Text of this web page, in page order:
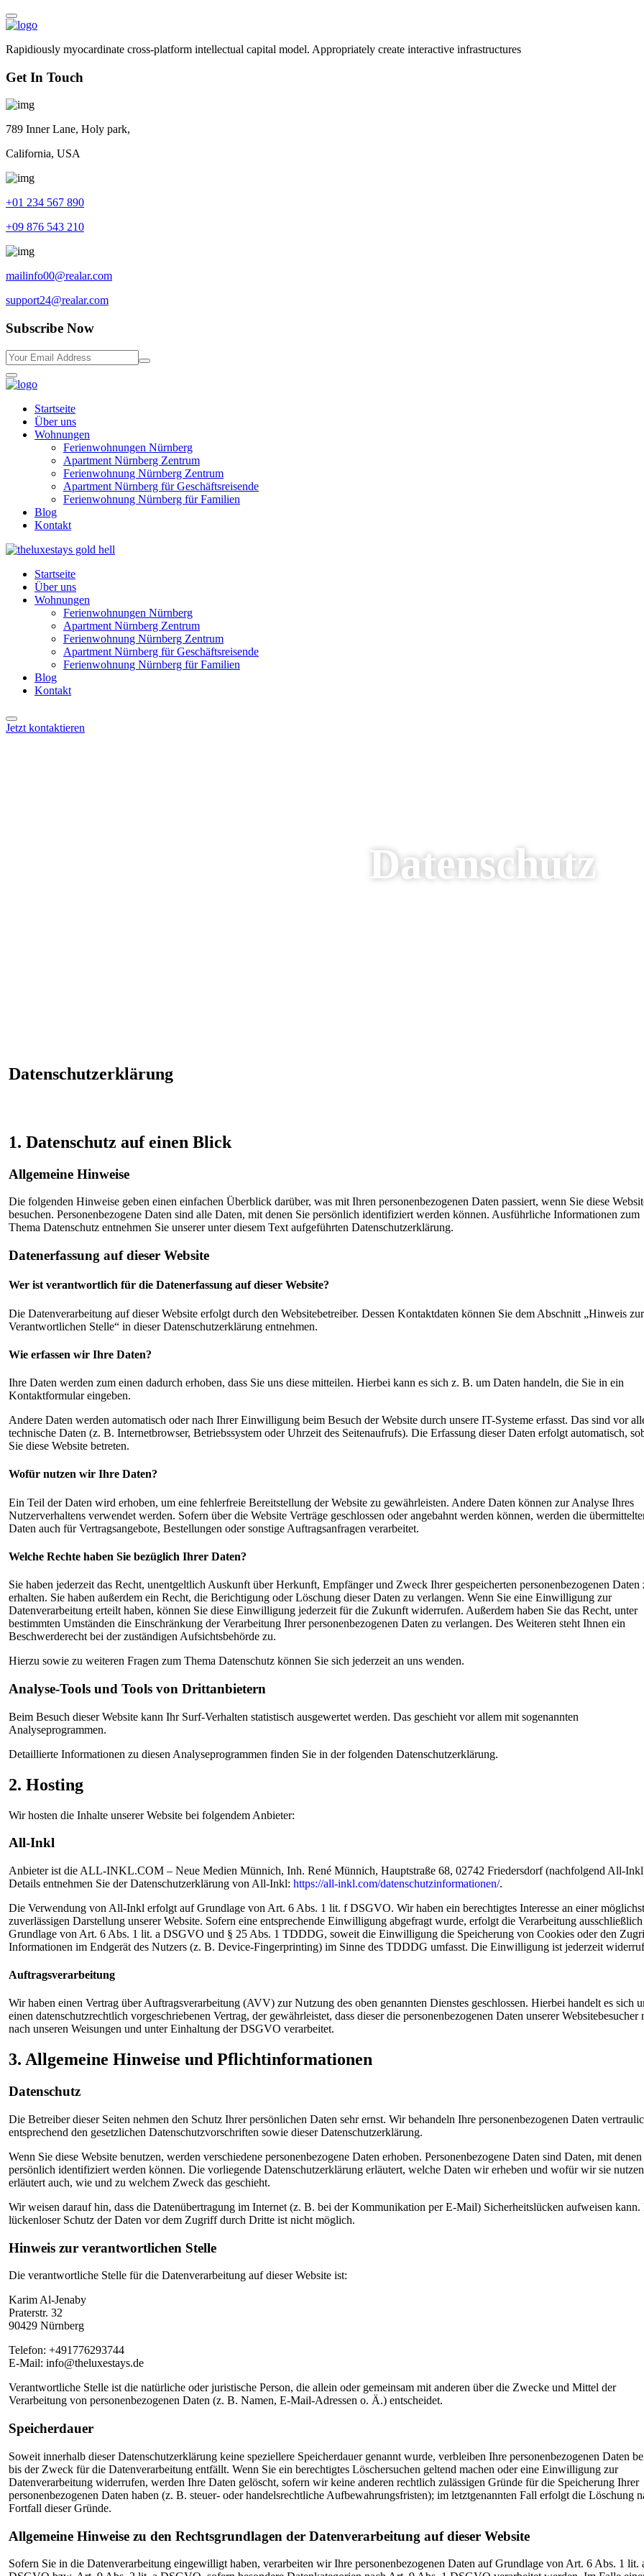
Rapidiously myocardinate cross-platform intellectual capital model. Appropriately create interactive infrastructures
Get In Touch
789 Inner Lane, Holy park,
California, USA
+01 234 567 890
+09 876 543 210
mailinfo00@realar.com
support24@realar.com
Subscribe Now
Startseite
Über uns
Wohnungen
Ferienwohnungen Nürnberg
Apartment Nürnberg Zentrum
Ferienwohnung Nürnberg Zentrum
Apartment Nürnberg für Geschäftsreisende
Ferienwohnung Nürnberg für Familien
Blog
Kontakt
Startseite
Über uns
Wohnungen
Ferienwohnungen Nürnberg
Apartment Nürnberg Zentrum
Ferienwohnung Nürnberg Zentrum
Apartment Nürnberg für Geschäftsreisende
Ferienwohnung Nürnberg für Familien
Blog
Kontakt
Jetzt kontaktieren
Datenschutz
Datenschutzerklärung
1. Datenschutz auf einen Blick
Allgemeine Hinweise
Die folgenden Hinweise geben einen einfachen Überblick darüber, was mit Ihren personenbezogenen Daten passiert, wenn Sie diese
besuchen. Personenbezogene Daten sind alle Daten, mit denen Sie persönlich identifiziert werden können. Ausführliche Informationen zum
Thema Datenschutz entnehmen Sie unserer unter diesem Text aufgeführten Datenschutzerklärung.
Datenerfassung auf dieser Website
Wer ist verantwortlich für die Datenerfassung auf dieser Website?
Die Datenverarbeitung auf dieser Website erfolgt durch den Websitebetreiber. Dessen Kontaktdaten können Sie dem Abschnitt „Hinweis zur
Verantwortlichen Stelle“ in dieser Datenschutzerklärung entnehmen.
Wie erfassen wir Ihre Daten?
Ihre Daten werden zum einen dadurch erhoben, dass Sie uns diese mitteilen. Hierbei kann es sich z. B. um Daten handeln, die Sie in ein
Kontaktformular eingeben.
Andere Daten werden automatisch oder nach Ihrer Einwilligung beim Besuch der Website durch unsere IT-Systeme erfasst. Das sind vor
technische Daten (z. B. Internetbrowser, Betriebssystem oder Uhrzeit des Seitenaufrufs). Die Erfassung dieser Daten erfolgt automatisch,
Sie diese Website betreten.
Wofür nutzen wir Ihre Daten?
Ein Teil der Daten wird erhoben, um eine fehlerfreie Bereitstellung der Website zu gewährleisten. Andere Daten können zur Analyse Ihres
Nutzerverhaltens verwendet werden. Sofern über die Website Verträge geschlossen oder angebahnt werden können, werden die
Daten auch für Vertragsangebote, Bestellungen oder sonstige Auftragsanfragen verarbeitet.
Welche Rechte haben Sie bezüglich Ihrer Daten?
Sie haben jederzeit das Recht, unentgeltlich Auskunft über Herkunft, Empfänger und Zweck Ihrer gespeicherten personenbezogenen Daten
erhalten. Sie haben außerdem ein Recht, die Berichtigung oder Löschung dieser Daten zu verlangen. Wenn Sie eine Einwilligung zur
Datenverarbeitung erteilt haben, können Sie diese Einwilligung jederzeit für die Zukunft widerrufen. Außerdem haben Sie das Recht, unter
bestimmten Umständen die Einschränkung der Verarbeitung Ihrer personenbezogenen Daten zu verlangen. Des Weiteren steht Ihnen ein
Beschwerderecht bei der zuständigen Aufsichtsbehörde zu.
Hierzu sowie zu weiteren Fragen zum Thema Datenschutz können Sie sich jederzeit an uns wenden.
Analyse-Tools und Tools von Dritt­anbietern
Beim Besuch dieser Website kann Ihr Surf-Verhalten statistisch ausgewertet werden. Das geschieht vor allem mit sogenannten
Analyseprogrammen.
Detaillierte Informationen zu diesen Analyseprogrammen finden Sie in der folgenden Datenschutzerklärung.
2. Hosting
Wir hosten die Inhalte unserer Website bei folgendem Anbieter:
All-Inkl
Anbieter ist die ALL-INKL.COM – Neue Medien Münnich, Inh. René Münnich, Hauptstraße 68, 02742 Friedersdorf (nachfolgend All-
Details entnehmen Sie der Datenschutzerklärung von All-Inkl: https://all-inkl.com/datenschutzinformationen/.
Die Verwendung von All-Inkl erfolgt auf Grundlage von Art. 6 Abs. 1 lit. f DSGVO. Wir haben ein berechtigtes Interesse an einer möglichst
zuverlässigen Darstellung unserer Website. Sofern eine entsprechende Einwilligung abgefragt wurde, erfolgt die Verarbeitung
Grundlage von Art. 6 Abs. 1 lit. a DSGVO und § 25 Abs. 1 TDDDG, soweit die Einwilligung die Speicherung von Cookies oder den
Informationen im Endgerät des Nutzers (z. B. Device-Fingerprinting) im Sinne des TDDDG umfasst. Die Einwilligung ist jederzeit
Auftragsverarbeitung
Wir haben einen Vertrag über Auftragsverarbeitung (AVV) zur Nutzung des oben genannten Dienstes geschlossen. Hierbei handelt es sich
einen datenschutzrechtlich vorgeschriebenen Vertrag, der gewährleistet, dass dieser die personenbezogenen Daten unserer Websitebesucher
nach unseren Weisungen und unter Einhaltung der DSGVO verarbeitet.
3. Allgemeine Hinweise und Pflicht­informationen
Datenschutz
Die Betreiber dieser Seiten nehmen den Schutz Ihrer persönlichen Daten sehr ernst. Wir behandeln Ihre personenbezogenen Daten
entsprechend den gesetzlichen Datenschutzvorschriften sowie dieser Datenschutzerklärung.
Wenn Sie diese Website benutzen, werden verschiedene personenbezogene Daten erhoben. Personenbezogene Daten sind Daten, mit
persönlich identifiziert werden können. Die vorliegende Datenschutzerklärung erläutert, welche Daten wir erheben und wofür wir sie
erläutert auch, wie und zu welchem Zweck das geschieht.
Wir weisen darauf hin, dass die Datenübertragung im Internet (z. B. bei der Kommunikation per E-Mail) Sicherheitslücken aufweisen kann.
lückenloser Schutz der Daten vor dem Zugriff durch Dritte ist nicht möglich.
Hinweis zur verantwortlichen Stelle
Die verantwortliche Stelle für die Datenverarbeitung auf dieser Website ist:
Karim Al-Jenaby
Praterstr. 32
90429 Nürnberg
Telefon: +491776293744
E-Mail: info@theluxestays.de
Verantwortliche Stelle ist die natürliche oder juristische Person, die allein oder gemeinsam mit anderen über die Zwecke und Mittel der
Verarbeitung von personenbezogenen Daten (z. B. Namen, E-Mail-Adressen o. Ä.) entscheidet.
Speicherdauer
Soweit innerhalb dieser Datenschutzerklärung keine speziellere Speicherdauer genannt wurde, verbleiben Ihre personenbezogenen Daten
bis der Zweck für die Datenverarbeitung entfällt. Wenn Sie ein berechtigtes Löschersuchen geltend machen oder eine Einwilligung zur
Datenverarbeitung widerrufen, werden Ihre Daten gelöscht, sofern wir keine anderen rechtlich zulässigen Gründe für die Speicherung Ihrer
personenbezogenen Daten haben (z. B. steuer- oder handelsrechtliche Aufbewahrungsfristen); im letztgenannten Fall erfolgt die Löschung
Fortfall dieser Gründe.
Allgemeine Hinweise zu den Rechtsgrundlagen der Datenverarbeitung auf dieser Website
Sofern Sie in die Datenverarbeitung eingewilligt haben, verarbeiten wir Ihre personenbezogenen Daten auf Grundlage von Art. 6 Abs. 1 lit.